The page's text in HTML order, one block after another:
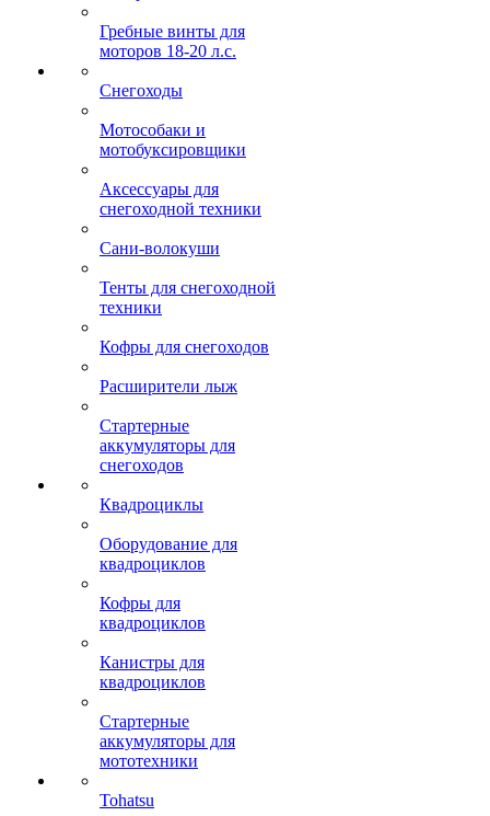
Гребные винты для
моторов 18-20 л.с.
Снегоходы
Мотособаки и
мотобуксировщики
Аксессуары для
снегоходной техники
Сани-волокуши
Тенты для снегоходной
техники
Кофры для снегоходов
Расширители лыж
Стартерные
аккумуляторы для
снегоходов
Квадроциклы
Оборудование для
квадроциклов
Кофры для
квадроциклов
Канистры для
квадроциклов
Стартерные
аккумуляторы для
мототехники
Tohatsu